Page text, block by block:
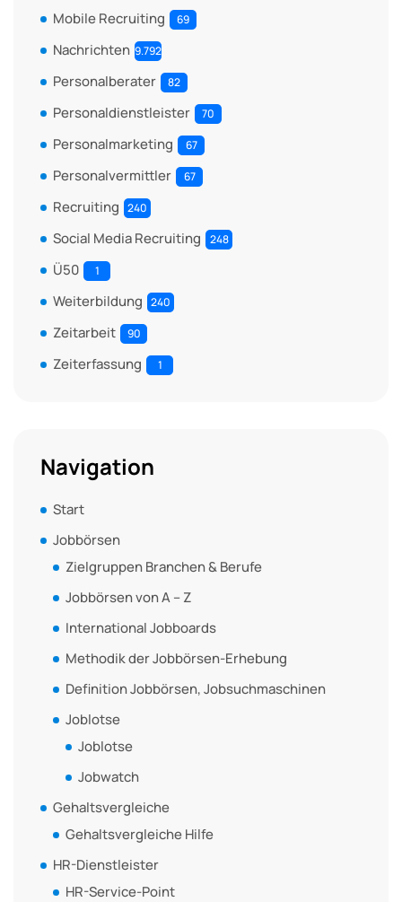
Mobile Recruiting 69
Nachrichten 9.792
Personalberater 82
Personaldienstleister 70
Personalmarketing 67
Personalvermittler 67
Recruiting 240
Social Media Recruiting 248
Ü50 1
Weiterbildung 240
Zeitarbeit 90
Zeiterfassung 1
Navigation
Start
Jobbörsen
Zielgruppen Branchen & Berufe
Jobbörsen von A – Z
International Jobboards
Methodik der Jobbörsen-Erhebung
Definition Jobbörsen, Jobsuchmaschinen
Joblotse
Joblotse
Jobwatch
Gehaltsvergleiche
Gehaltsvergleiche Hilfe
HR-Dienstleister
HR-Service-Point